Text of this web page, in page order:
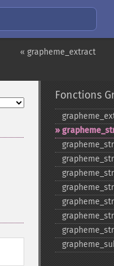
« grapheme_extract
Fonctions